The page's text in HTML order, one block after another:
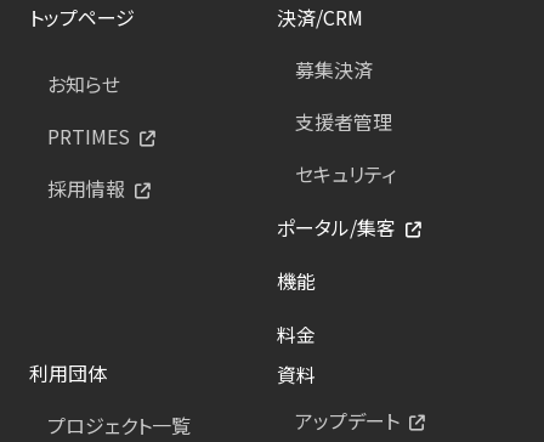
トップページ
お知らせ
PRTIMES
採用情報
決済/CRM
募集決済
支援者管理
セキュリティ
ポータル/集客
機能
料金
利用団体
プロジェクト一覧
資料
アップデート